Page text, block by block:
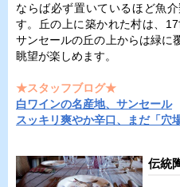
ならば必ず置いているほど魚
す。丘の上に築かれた村は、
サンセールの丘の上からは緑に
眺望が楽しめます。
★スタッフブログ★
白ワインの名産地、サンセール
スッキリ爽やか辛口、まだ「穴
伝統